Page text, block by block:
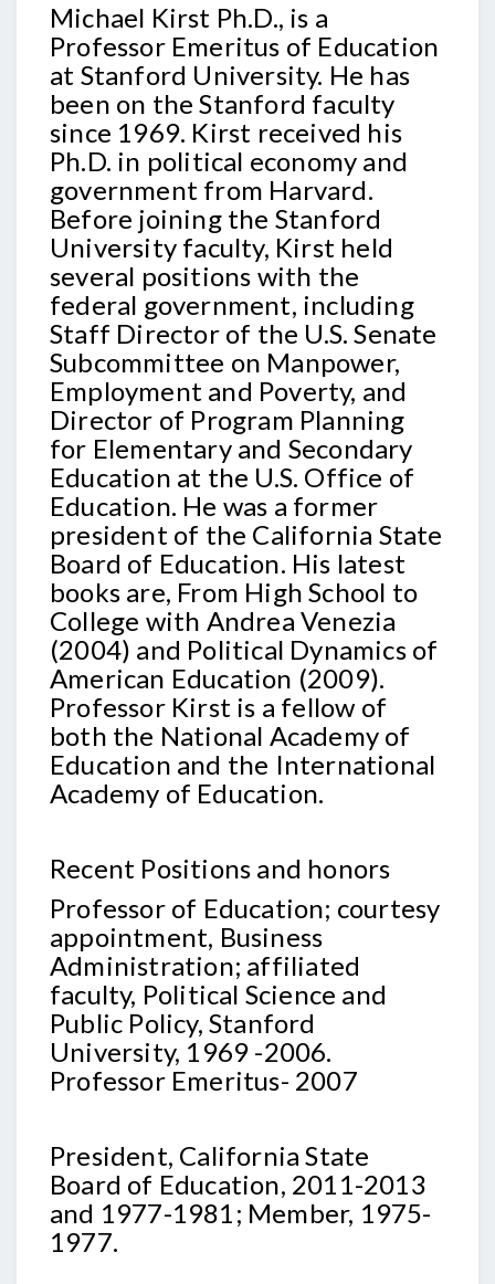
Michael Kirst Ph.D., is a
Professor Emeritus of Education
at Stanford University. He has
been on the Stanford faculty
since 1969. Kirst received his
Ph.D. in political economy and
government from Harvard.
Before joining the Stanford
University faculty, Kirst held
several positions with the
federal government, including
Staff Director of the U.S. Senate
Subcommittee on Manpower,
Employment and Poverty, and
Director of Program Planning
for Elementary and Secondary
Education at the U.S. Office of
Education. He was a former
president of the California State
Board of Education. His latest
books are, From High School to
College with Andrea Venezia
(2004) and Political Dynamics of
American Education (2009).
Professor Kirst is a fellow of
both the National Academy of
Education and the International
Academy of Education.
Recent Positions and honors
Professor of Education; courtesy
appointment, Business
Administration; affiliated
faculty, Political Science and
Public Policy, Stanford
University, 1969 -2006.
Professor Emeritus- 2007
President, California State
Board of Education, 2011-2013
and 1977-1981; Member, 1975-
1977.